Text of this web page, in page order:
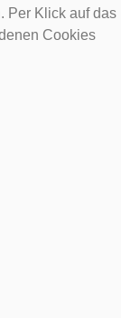
Per Klick auf das
Cookies